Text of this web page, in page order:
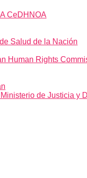
CeDHNOA
Salud de la Nación
Human Rights
de Justicia y